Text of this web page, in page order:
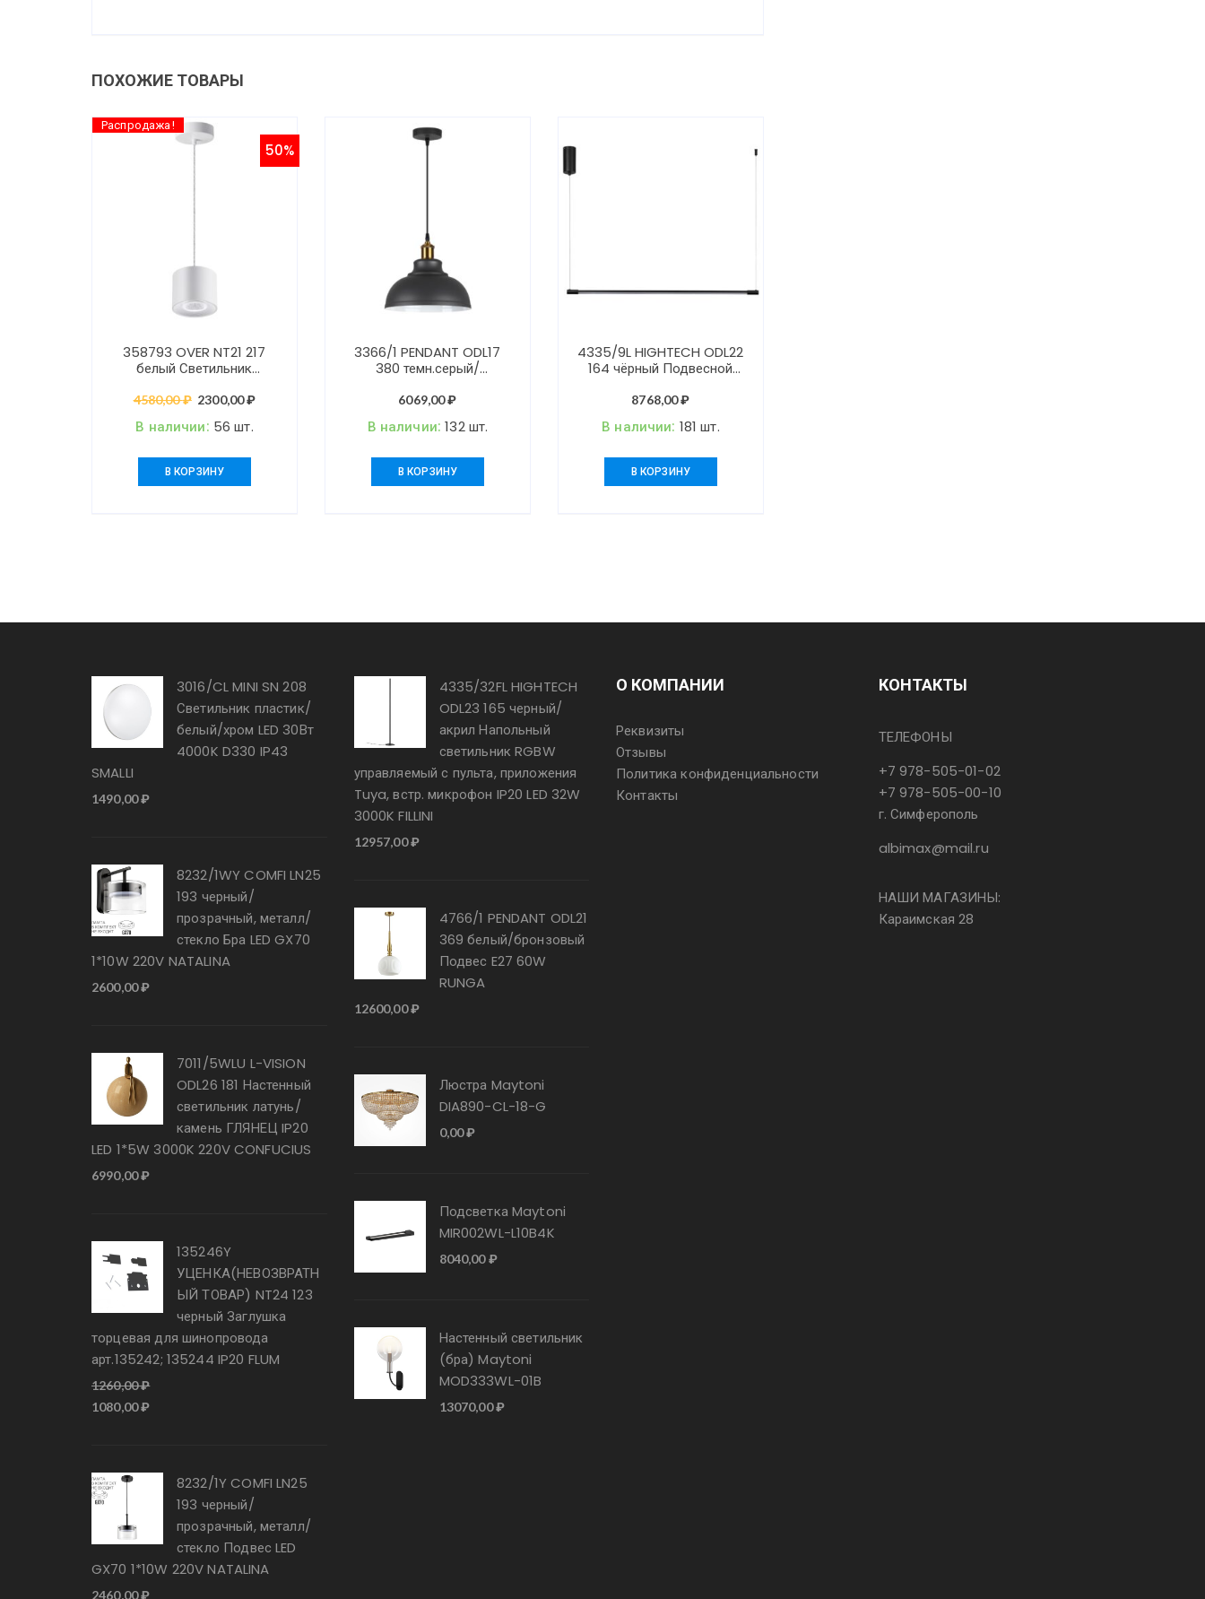
ПОХОЖИЕ ТОВАРЫ
Распродажа!
358793 OVER NT21 217
белый Светильник
длина провода 2м IP20 LED
265V BIND
4580,00₽ Первоначальная
цена
4580,00 ₽.
2300,00₽Текущая
В наличии: 56 шт.
50%
В КОРЗИНУ
3366/1 PENDANT ODL17
380 темн.серый/
60W 220V MIRT
6069,00₽
В наличии:132 шт.
В КОРЗИНУ
4335/9L HIGHTECH ODL22
164 чёрный Подвесной
крепление IP20 LED 9W
8768,00₽
В наличии: 181 шт.
В КОРЗИНУ
3016/CL MINI SN 208
Светильник пластик/
белый/хром LED 30Вт
4000K D330 IP43
SMALLI
1490,00₽
8232/1WY COMFI LN25
193 черный/
прозрачный, металл/
стекло Бра LED GX70
1*10W 220V NATALINA
2600,00₽
7011/5WLU L-VISION
ODL26 181 Настенный
светильник латунь/
камень ГЛЯНЕЦ IP20
LED 1*5W 3000K 220V CONFUCIUS
6990,00₽
135246Y
УЦЕНКА(НЕВОЗВРАТН
ЫЙ ТОВАР) NT24 123
черный Заглушка
торцевая для шинопровода
арт.135242; 135244 IP20 FLUM
1260,00₽
Первоначальная
1260,00 ₽.
1080,00₽Текущая
8232/1Y COMFI LN25
193 черный/
прозрачный, металл/
стекло Подвес LED
GX70 1*10W 220V NATALINA
2460,00₽
4335/32FL HIGHTECH
ODL23 165 черный/
акрил Напольный
светильник RGBW
управляемый с пульта, приложения
Tuya, встр. микрофон IP20 LED 32W
3000K FILLINI
12957,00₽
4766/1 PENDANT ODL21
369 белый/бронзовый
Подвес E27 60W
RUNGA
12600,00₽
Люстра Maytoni
DIA890-CL-18-G
0,00₽
Подсветка Maytoni
MIR002WL-L10B4K
8040,00₽
Настенный светильник
(бра) Maytoni
MOD333WL-01B
13070,00₽
О КОМПАНИИ
Реквизиты
Отзывы
Политика конфиденциальности
Контакты
КОНТАКТЫ
ТЕЛЕФОНЫ
+7 978-505-01-02
+7 978-505-00-10
г. Симферополь
albimax@mail.ru
НАШИ МАГАЗИНЫ:
Караимская 28